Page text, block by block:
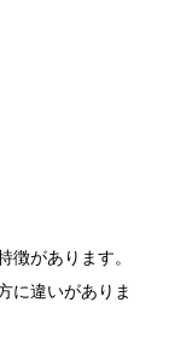
があります。
に違いがありま